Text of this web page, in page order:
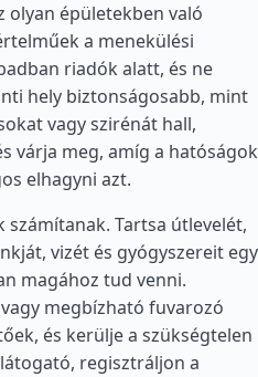
olyan épületekben való
a menekülési
riadók alatt, és ne
hely biztonságosabb, mint
vagy szirénát hall,
várja meg, amíg a hatóságok
elhagyni azt.
Tartsa útlevelét,
vizét és gyógyszereit egy
magához tud venni.
megbízható fuvarozó
és kerülje a szükségtelen
regisztráljon a